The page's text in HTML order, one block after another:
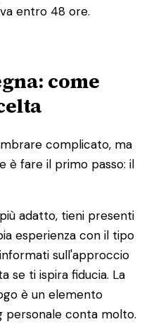
entro 48 ore.
come
complicato, ma
è fare il primo passo: il
adatto, tieni presenti
esperienza con il tipo
sull'approccio
se ti ispira fiducia. La
è un elemento
personale conta molto.